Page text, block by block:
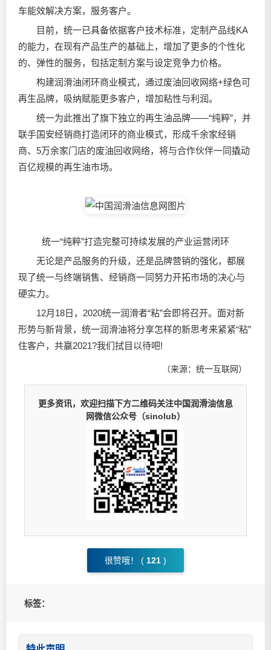
车能效解决方案，服务客户。
目前，统一已具备依据客户技术标准，定制产品线KA
的能力，在现有产品生产的基础上，增加了更多的个性化
的、弹性的服务，包括定制方案与设定竞争力价格。
构建润滑油闭环商业模式，通过废油回收网络+绿色可
再生品牌，吸纳赋能更多客户，增加粘性与利润。
统一为此推出了旗下独立的再生油品牌——“纯粹”，并
联手国安经销商打造闭环的商业模式，形成千余家经销
商、5万余家门店的废油回收网络，将与合作伙伴一同撬动
百亿规模的再生油市场。
统一“纯粹”打造完整可持续发展的产业运营闭环
无论是产品服务的升级，还是品牌营销的强化，都展
现了统一与终端销售、经销商一同努力开拓市场的决心与
硬实力。
12月18日，2020统一润滑者“粘”会即将召开。面对新
形势与新背景，统一润滑油将分享怎样的新思考来紧紧“粘”
住客户，共赢2021?我们拭目以待吧!
（来源：统一互联网）
更多资讯，欢迎扫描下方二维码关注中国润滑油信息
网微信公众号（sinolub）
很赞哦！ ( 121 )
标签：